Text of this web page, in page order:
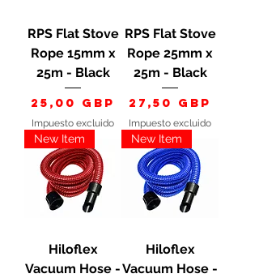
RPS Flat Stove
Rope 15mm x
25m - Black
Precio
25,00 GBP
Impuesto excluido
RPS Flat Stove
Rope 25mm x
25m - Black
Precio
27,50 GBP
Impuesto excluido
New Item
Hiloflex
Vacuum Hose -
New Item
Hiloflex
Vacuum Hose -